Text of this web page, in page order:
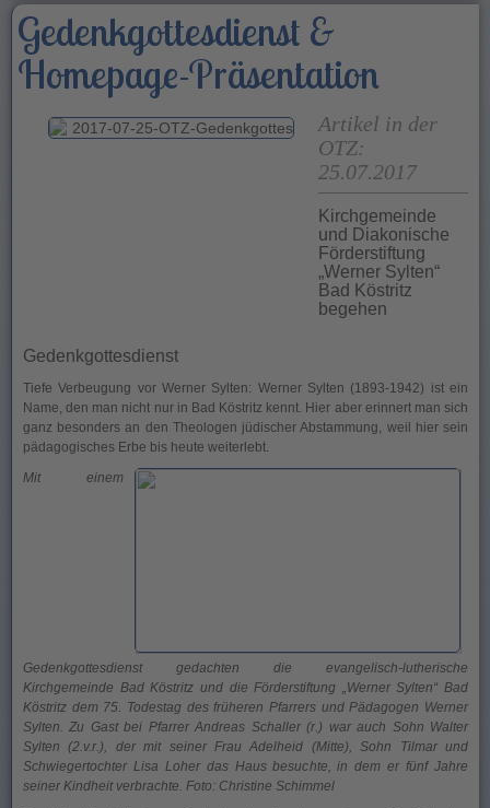
Gedenkgottesdienst &
Homepage-Präsentation
Artikel in der
OTZ:
25.07.2017
Kirchgemeinde
und Diakonische
Förderstiftung
„Werner Sylten“
Bad Köstritz
begehen
Gedenkgottesdienst
Tiefe Verbeugung vor Werner Sylten: Werner Sylten (1893-1942) ist ein
Name, den man nicht nur in Bad Köstritz kennt. Hier aber erinnert man sich
ganz besonders an den Theologen jüdischer Abstammung, weil hier sein
pädagogisches Erbe bis heute weiterlebt.
Mit einem
Gedenkgottesdienst gedachten die evangelisch-lutherische
Kirchgemeinde Bad Köstritz und die Förderstiftung „Werner Sylten“ Bad
Köstritz dem 75. Todestag des früheren Pfarrers und Pädagogen Werner
Sylten. Zu Gast bei Pfarrer Andreas Schaller (r.) war auch Sohn Walter
Sylten (2.v.r.), der mit seiner Frau Adelheid (Mitte), Sohn Tilmar und
Schwiegertochter Lisa Loher das Haus besuchte, in dem er fünf Jahre
seiner Kindheit verbrachte. Foto: Christine Schimmel